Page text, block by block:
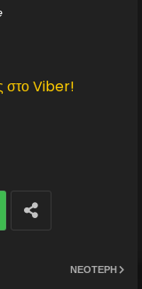
στο Viber!
ΝΕΌΤΕΡΗ